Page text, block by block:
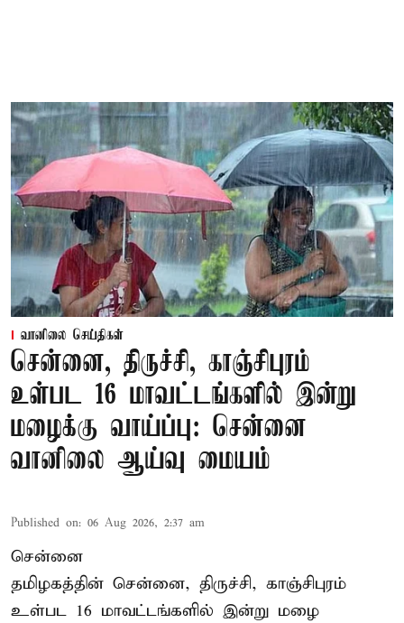
வானிலை செய்திகள்
சென்னை, திருச்சி, காஞ்சிபுரம்
உள்பட 16 மாவட்டங்களில் இன்று
மழைக்கு வாய்ப்பு: சென்னை
வானிலை ஆய்வு மையம்
Published on: 06 Aug 2026, 2:37 am
சென்னை
தமிழகத்தின் சென்னை, திருச்சி, காஞ்சிபுரம்
உள்பட 16 மாவட்டங்களில் இன்று மழை